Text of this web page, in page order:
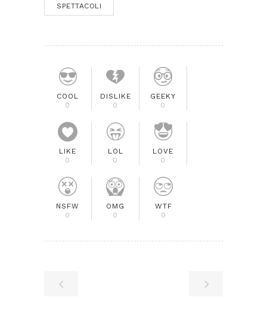
SPETTACOLI
COOL
0
DISLIKE
0
GEEKY
0
LIKE
0
LOL
0
LOVE
0
NSFW
0
OMG
0
WTF
0